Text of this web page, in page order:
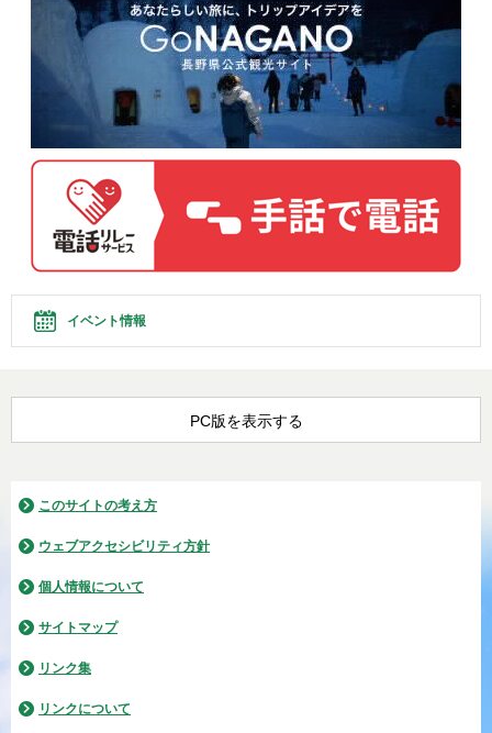
イベント情報
PC版を表示する
このサイトの考え方
ウェブアクセシビリティ方針
個人情報について
サイトマップ
リンク集
リンクについて